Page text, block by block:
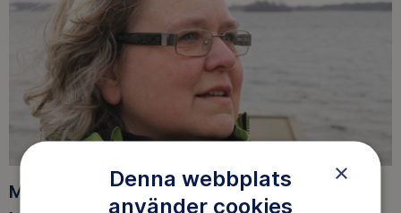
Möt Kersti som berättar om att vara
×
Denna webbplats
använder cookies